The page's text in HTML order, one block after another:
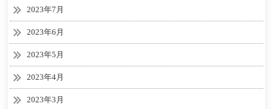
2023年7月
2023年6月
2023年5月
2023年4月
2023年3月